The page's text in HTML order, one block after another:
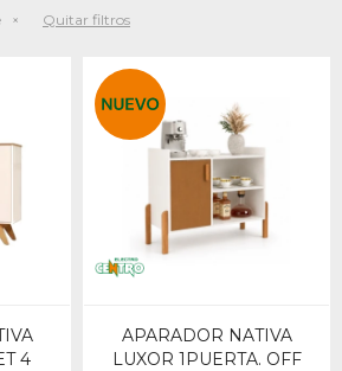
Quitar filtros
4
APARADOR NATIVA
LUXOR 1PUERTA. OFF